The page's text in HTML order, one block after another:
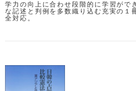
学力の向上に合わせ段階的に学習がで
な記述と判例を多数織り込む充実の１
全対応。